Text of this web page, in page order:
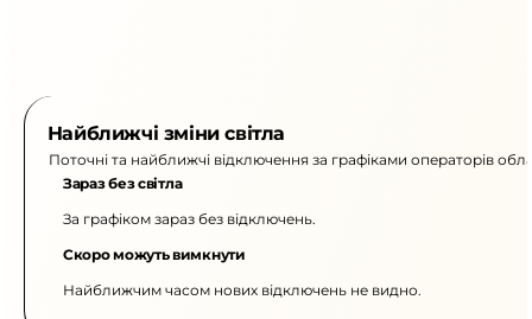
Найближчі зміни світла
Поточні та найближчі відключення за графіками операторів
Зараз без світла
За графіком зараз без відключень.
Скоро можуть вимкнути
Найближчим часом нових відключень не видно.